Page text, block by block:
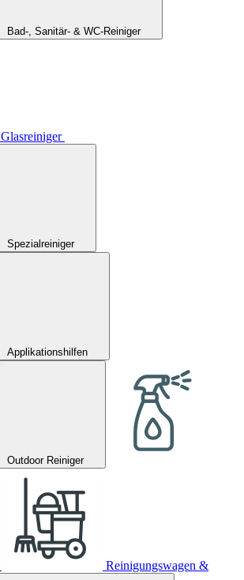
Bad-, Sanitär- & WC-Reiniger
Glasreiniger
Spezialreiniger
Applikationshilfen
Outdoor Reiniger
Reinigungswagen &